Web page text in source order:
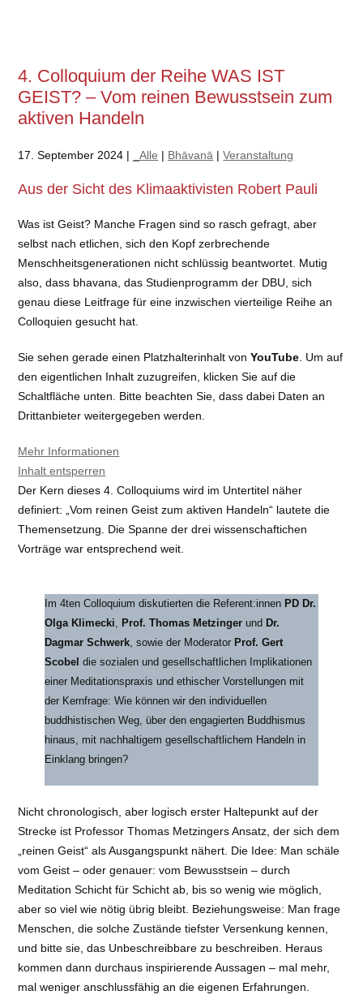
4. Colloquium der Reihe WAS IST
GEIST? – Vom reinen Bewusstsein zum
aktiven Handeln
17. September 2024 | _Alle | Bhāvanā |Veranstaltung
Aus der Sicht des Klimaaktivisten Robert Pauli
Was ist Geist? Manche Fragen sind so rasch gefragt, aber
selbst nach etlichen, sich den Kopf zerbrechende
Menschheitsgenerationen nicht schlüssig beantwortet. Mutig
also, dass bhavana, das Studienprogramm der DBU, sich
genau diese Leitfrage für eine inzwischen vierteilige Reihe an
Colloquien gesucht hat.
Sie sehen gerade einen Platzhalterinhalt vonYouTube. Um auf
den eigentlichen Inhalt zuzugreifen, klicken Sie auf die
Schaltfläche unten. Bitte beachten Sie, dass dabei Daten an
Drittanbieter weitergegeben werden.
Mehr Informationen
Inhalt entsperren
Der Kern dieses 4. Colloquiums wird im Untertitel näher
definiert: „Vom reinen Geist zum aktiven Handeln“ lautete die
Themensetzung. Die Spanne der drei wissenschaftichen
Vorträge war entsprechend weit.
Im 4ten Colloquium diskutierten die Referent:innen PD Dr.
Olga Klimecki, Prof. Thomas Metzingerund Dr.
Dagmar Schwerk, sowie der Moderator Prof. Gert
Scobel die sozialen und gesellschaftlichen Implikationen
einer Meditationspraxis und ethischer Vorstellungen mit
der Kernfrage: Wie können wir den individuellen
buddhistischen Weg, über den engagierten Buddhismus
hinaus, mit nachhaltigem gesellschaftlichem Handeln in
Einklang bringen?
Nicht chronologisch, aber logisch erster Haltepunkt auf der
Strecke ist Professor Thomas Metzingers Ansatz, der sich dem
„reinen Geist“ als Ausgangspunkt nähert. Die Idee: Man schäle
vom Geist – oder genauer: vom Bewusstsein – durch
Meditation Schicht für Schicht ab, bis so wenig wie möglich,
aber so viel wie nötig übrig bleibt. Beziehungsweise: Man frage
Menschen, die solche Zustände tiefster Versenkung kennen,
und bitte sie, das Unbeschreibbare zu beschreiben. Heraus
kommen dann durchaus inspirierende Aussagen – mal mehr,
mal weniger anschlussfähig an die eigenen Erfahrungen.